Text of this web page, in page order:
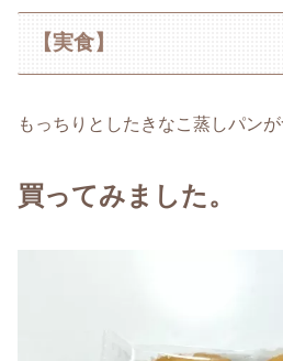
【実食】
もっちりとしたきなこ蒸しパン
買ってみました。